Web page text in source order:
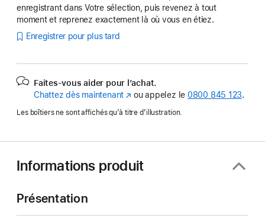
enregistrant dans Votre sélection, puis revenez à tout
moment et reprenez exactement là où vous en étiez.
Enregistrer pour plus tard
Faites-vous aider pour l’achat.
Chattez dès maintenant (s’ouvre
une
fenêtre)
ou appelez le 0800 845 123.
Les boîtiers ne sont affichés qu’à titre d’illustration.
Informations produit
Présentation